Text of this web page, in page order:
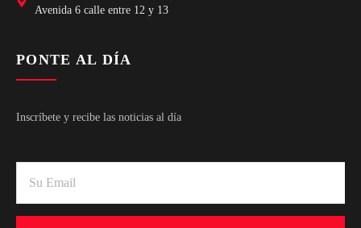
Avenida 6 calle entre 12 y 13
PONTE AL DÍA
Inscríbete y recibe las noticias al día